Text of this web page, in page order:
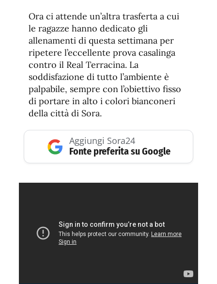
Ora ci attende un’altra trasferta a cui
le ragazze hanno dedicato gli
allenamenti di questa settimana per
ripetere l’eccellente prova casalinga
contro il Real Terracina. La
soddisfazione di tutto l’ambiente è
palpabile, sempre con l’obiettivo fisso
di portare in alto i colori bianconeri
della città di Sora.
Aggiungi Sora24
Fonte preferita su Google